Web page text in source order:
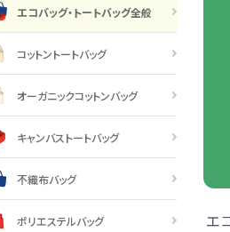
グ全般
ポリエステルバッグ
マルシェバッグ
巾着・リュック全般
ポーチ全般
デニムポーチ
ケース全般
マグカップ全般
湯のみ
タンブラー・ボトル・グラス
タンブラー・ボトル・グ
ラス全般
文具・ステーショナリー
全般
スマホ・タブレットグッ
ズ全般
記念品
展示会・セミナー全般
般
再生紙
コルク
バイオマス
社会貢献機能付き全般
来店・成約プレゼント
メッセージ入りノベルティ
子供向け全般
防犯・安心グッズ
女性向け全般
シニア向け全般
訪日外国人・インバウンド向
け
訪日外国人・インバウ
ンド向け全般
100円以下の人気エコバッグ
般
学校・教育グッズ
ャンパス向け全般
メーカー向け全般
店舗向け全般
エコバッグ・トートバッグ全般
コットントートバッグ
オーガニックコットンバッグ
キャンバストートバッグ
不織布バッグ
ポリエステルバッグ
エ